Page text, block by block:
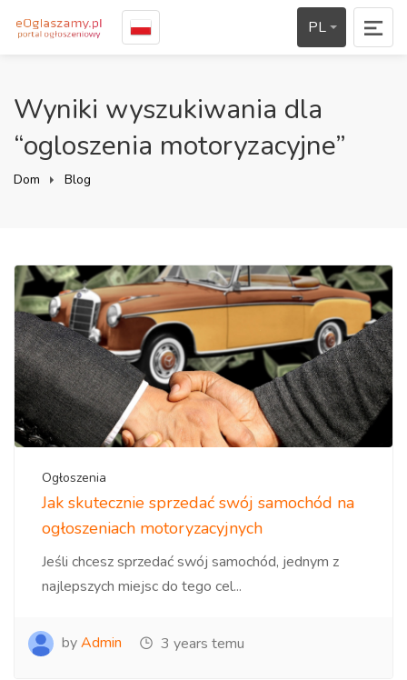
PL
Wyniki wyszukiwania dla
“ogloszenia motoryzacyjne”
Dom Blog
Ogłoszenia
Jak skutecznie sprzedać swój samochód na
ogłoszeniach motoryzacyjnych
Jeśli chcesz sprzedać swój samochód, jednym z
najlepszych miejsc do tego cel...
byAdmin 3 years temu